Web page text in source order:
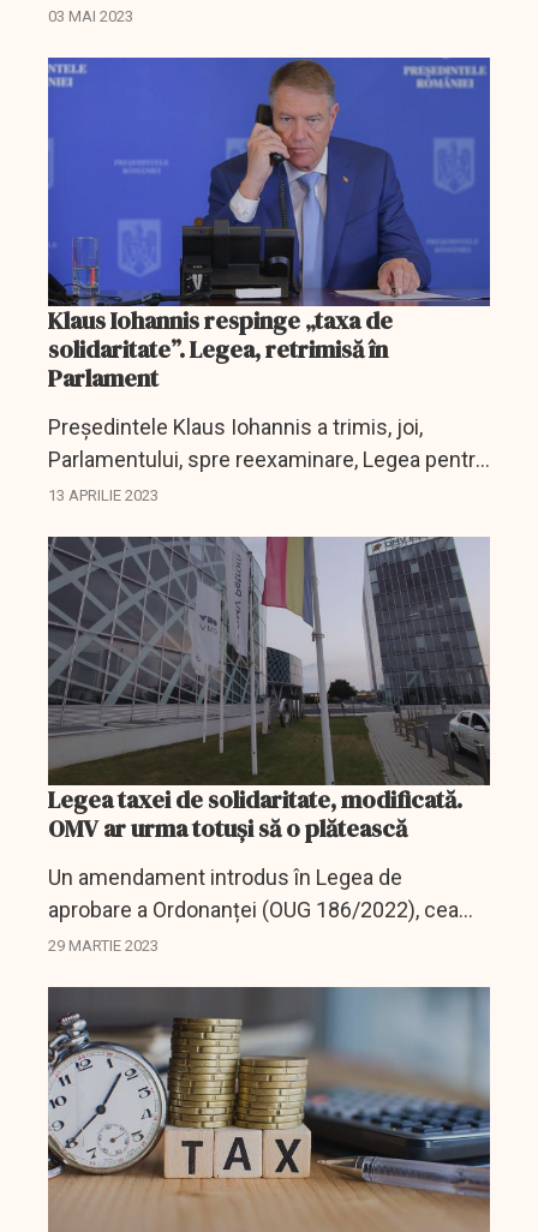
solidaritate pentru companiile din domeniul
calitate de for...
03 MAI 2023
Klaus Iohannis respinge „taxa de
solidaritate”. Legea, retrimisă în
Parlament
Preşedintele Klaus Iohannis a trimis, joi,
Parlamentului, spre reexaminare, Legea pentru
aprobarea Ordonanţei de urgenţă a Guvernului
de...
13 APRILIE 2023
Legea taxei de solidaritate, modificată.
OMV ar urma totuși să o plătească
Un amendament introdus în Legea de
aprobare a Ordonanței (OUG 186/2022), cea
care reglementează Taxa de solidaritate pe
29 MARTIE 2023